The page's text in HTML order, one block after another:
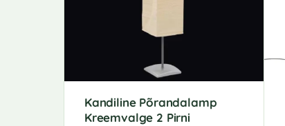
Kandiline Põrandalamp
Kreemvalge 2 Pirni